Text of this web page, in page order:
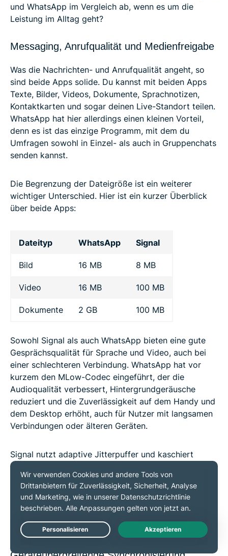
und WhatsApp im Vergleich ab, wenn es um die
Leistung im Alltag geht?
Messaging, Anrufqualität und Medienfreigabe
Was die Nachrichten- und Anrufqualität angeht, so
sind beide Apps solide. Du kannst mit beiden Apps
Texte, Bilder, Videos, Dokumente, Sprachnotizen,
Kontaktkarten und sogar deinen Live-Standort teilen.
WhatsApp hat hier allerdings einen kleinen Vorteil,
denn es ist das einzige Programm, mit dem du
Umfragen sowohl in Einzel- als auch in Gruppenchats
senden kannst.
Die Begrenzung der Dateigröße ist ein weiterer
wichtiger Unterschied. Hier ist ein kurzer Überblick
über beide Apps:
Dateityp WhatsApp Signal
Bild 16 MB 8 MB
Video 16 MB 100 MB
Dokumente 2 GB 100 MB
Sowohl Signal als auch WhatsApp bieten eine gute
Gesprächsqualität für Sprache und Video, auch bei
einer schlechteren Verbindung. WhatsApp hat vor
kurzem den MLow-Codec eingeführt, der die
Audioqualität verbessert, Hintergrundgeräusche
reduziert und die Zuverlässigkeit auf dem Handy und
dem Desktop erhöht, auch für Nutzer mit langsamen
Verbindungen oder älteren Geräten.
Signal nutzt adaptive Jitterpuffer und kaschiert
Paketverluste, damit der Ton auch dann flüssig und
natürlich bleibt, wenn die Pakete verspätet oder in
falscher Reihenfolge ankommen. Die
zugrundeliegende Technik ist also etwas anders, aber
das Ergebnis ist ähnlich: klare, private Anrufe, egal
wo du bist.
Live Chat